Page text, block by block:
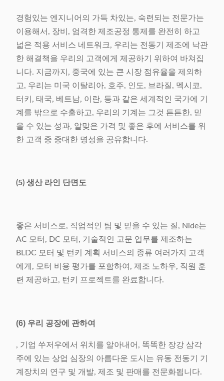
경험있는 엔지니어의 가득 차있는, 숙련되는 전문가는
이용해서, 장비, 엄격한 제조공정 통제를 완전히 하고
넓은 적용 서비스 네트워크, 우리는 전동기 제조에 낙관
한 해결책을 우리의 고객에게 제공하기 위하여 바쳐집
니다. 지금까지, 중국에 있는 큰 시장 점유율을 제외하
고, 우리는 미국 이탈리아, 호주, 인도, 브라질, 멕시코,
터키, 태국, 베트남, 이란, 등과 같은 세계적인 국가에 기
계를 밖으로 수출하고, 우리의 기계는 그것 튼튼한, 믿
을 수 있는 성과, 알맞은 가격 및 좋은 후에 서비스를 위
한 고객 중 중대한 명성을 공유합니다.
(5) 생산 라인 단면도
좋은 서비스로, 직업적인 팀 및 믿을 수 있는 질, Nide는
AC 모터, DC 모터, 기술적인 고문 업무를 제조하는
BLDC 모터 및 턴키 계획 서비스의 종류 여러가지 고객
에게, 모터 비용 평가를 포함하여, 제조 노하우, 직원 훈
련 제공하고, 턴키 프로젝트를 완료합니다.
(6) 우리 공장에 관하여
, 기업 쑤저우에서 위치를 알아내어, 똑똑한 장강 삼각
주에 있는 상업 심장의 아름다운 도시는 유동 전동기 기
계장치의 연구 및 개발, 제조 및 판매를 전문화됩니다.